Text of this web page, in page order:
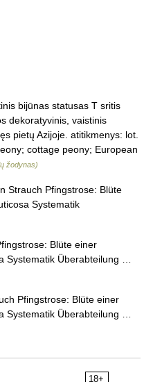
bijūnas statusas T sritis
dekoratyvinis, vaistinis
pietų Azijoje. atitikmenys: lot.
cottage peony; European
žodynas)
Strauch Pfingstrose: Blüte
Systematik
Blüte einer
Systematik Überabteilung …
Pfingstrose: Blüte einer
Systematik Überabteilung …
18+